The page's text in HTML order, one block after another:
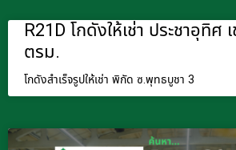
R21D โกดังให้เช่า ประชาอุทิศ
ตรม.
โกดังสำเร็จรูปให้เช่า พิกัด ซ.พุทธบูชา 3